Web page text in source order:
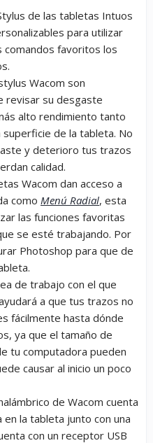
de las tabletas Intuos
para utilizar
favoritos los
Wacom son
revisar su desgaste
alto rendimiento tanto
de la tableta. No
y deterioro tus trazos
calidad.
Wacom dan acceso a
como Menú Radial, esta
las funciones favoritas
se esté trabajando. Por
Photoshop para que de
de trabajo con el que
a que tus trazos no
fácilmente hasta dónde
ya que el tamaño de
tu computadora pueden
causar al inicio un poco
de Wacom cuenta
la tableta junto con una
con un receptor USB